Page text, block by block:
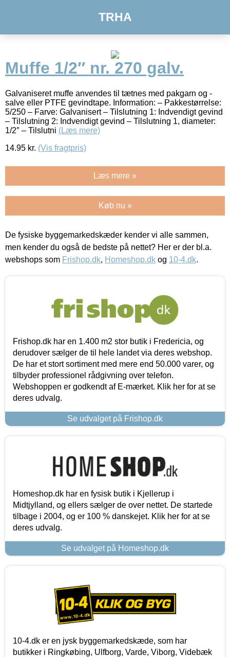
TRHA
Muffe 1/2″ nr. 270 galv.
Galvaniseret muffe anvendes til tætnes med pakgarn og -
salve eller PTFE gevindtape. Information: – Pakkestørrelse:
5/250 – Farve: Galvanisert – Tilslutning 1: Indvendigt gevind
– Tilslutning 2: Indvendigt gevind – Tilslutning 1, diameter:
1/2″ – Tilslutni (Læs mere)
14.95 kr. (Vis fragtpris)
Læs mere »
Køb nu »
De fysiske byggemarkedskæder kender vi alle sammen,
men kender du også de bedste på nettet? Her er der bl.a.
webshops som Frishop.dk, Homeshop.dk og 10-4.dk.
Frishop.dk har en 1.400 m2 stor butik i Fredericia, og
derudover sælger de til hele landet via deres webshop.
De har et stort sortiment med mere end 50.000 varer, og
tilbyder professionel rådgivning over telefon.
Webshoppen er godkendt af E-mærket. Klik her for at se
deres udvalg.
Se udvalget på Frishop.dk
Homeshop.dk har en fysisk butik i Kjellerup i
Midtjylland, og ellers sælger de over nettet. De startede
tilbage i 2004, og er 100 % danskejet. Klik her for at se
deres udvalg.
Se udvalget på Homeshop.dk
10-4.dk er en jysk byggemarkedskæde, som har
butikker i Ringkøbing, Ulfborg, Varde, Viborg, Videbæk